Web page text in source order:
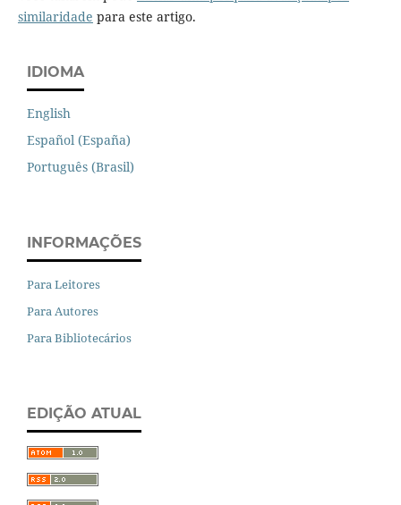
similaridade para este artigo.
IDIOMA
English
Español (España)
Português (Brasil)
INFORMAÇÕES
Para Leitores
Para Autores
Para Bibliotecários
EDIÇÃO ATUAL